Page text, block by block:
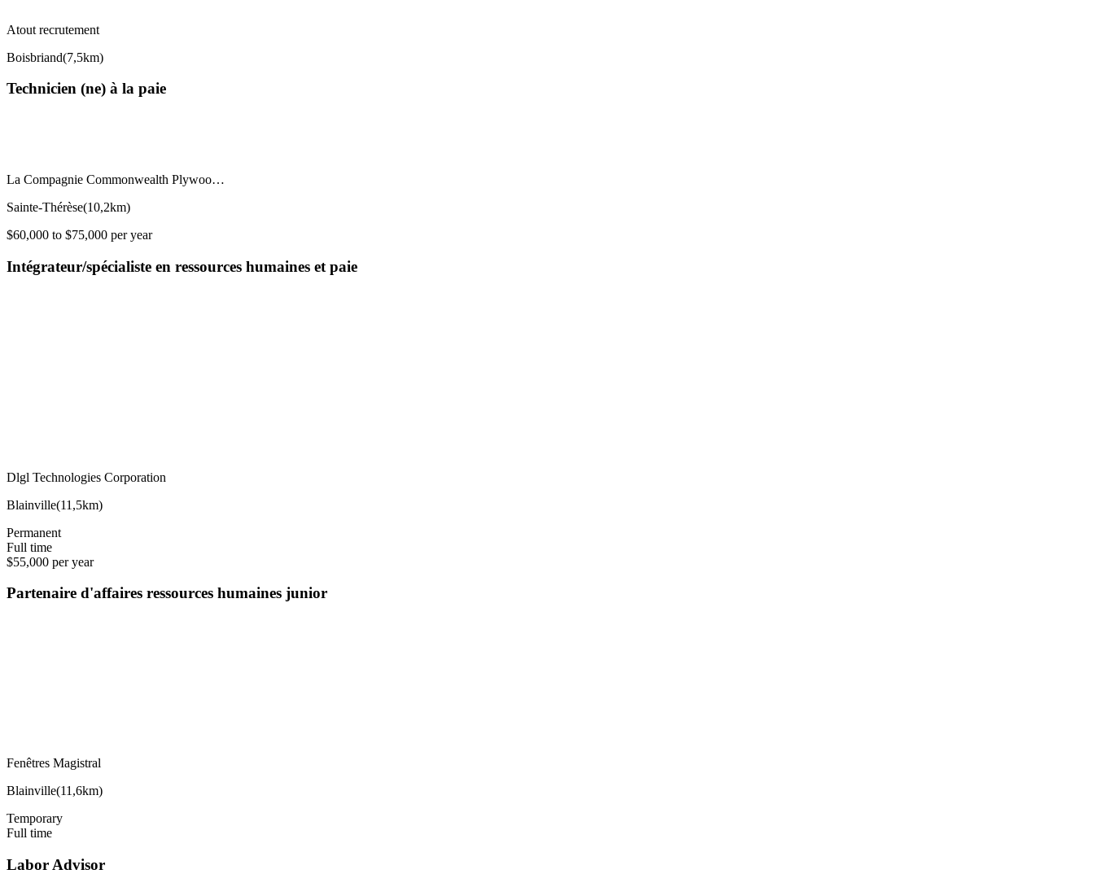
Atout recrutement
Boisbriand(7,5km)
Technicien (ne) à la paie
La Compagnie Commonwealth Plywoo…
Sainte-Thérèse(10,2km)
$60,000 to $75,000 per year
Intégrateur/spécialiste en ressources humaines et paie
Dlgl Technologies Corporation
Blainville(11,5km)
Permanent
Full time
$55,000 per year
Partenaire d'affaires ressources humaines junior
Fenêtres Magistral
Blainville(11,6km)
Temporary
Full time
Labor Advisor